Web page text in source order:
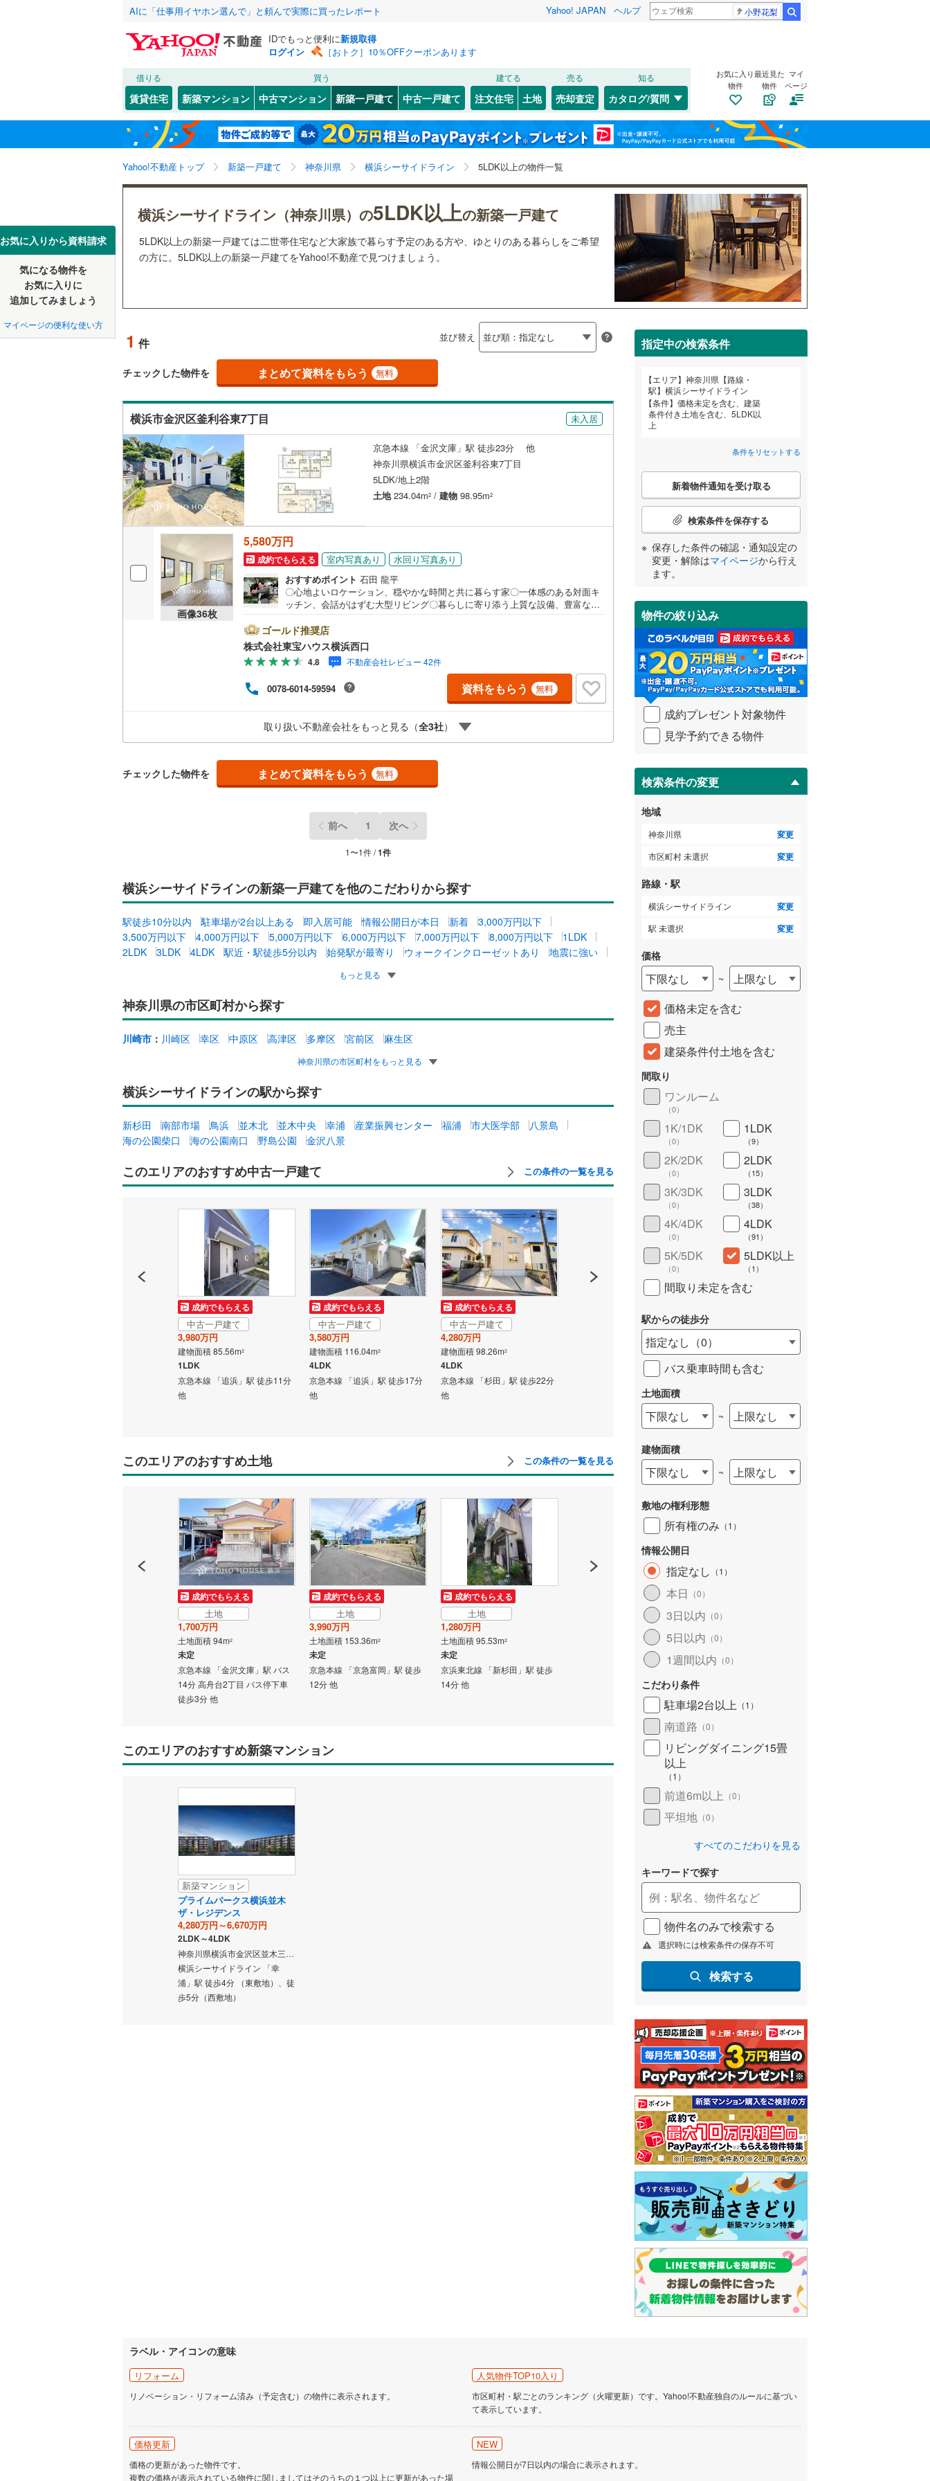
AIに「仕事用イヤホン選んで」と頼んで実際に買ったレポート Yahoo! JAPAN ヘルプ 小野花梨
IDでもっと便利に新規取得
ログイン
［おトク］10％OFFクーポンあります
借りる
賃貸住宅
買う
新築マンション 中古マンション 新築一戸建て 中古一戸建て
建てる
注文住宅 土地
売る
売却査定
知る
カタログ/質問
お気に入り
物件
最近見た
物件
マイ
ページ
Yahoo!不動産トップ 新築一戸建て 神奈川県 横浜シーサイドライン 5LDK以上の物件一覧
お気に入りから資料請求
気になる物件を
お気に入りに
追加してみましょう
マイページの便利な使い方
横浜シーサイドライン（神奈川県）の5LDK以上の新築一戸建て
5LDK以上の新築一戸建ては二世帯住宅など大家族で暮らす予定のある方や、ゆとりのある暮らしをご希望
の方に。5LDK以上の新築一戸建てをYahoo!不動産で見つけましょう。
1 件 並び替え
チェックした物件を まとめて資料をもらう 無料
横浜市金沢区釜利谷東7丁目 未入居
京急本線 「金沢文庫」駅 徒歩23分 他
神奈川県横浜市金沢区釜利谷東7丁目
5LDK/地上2階
土地234.04m2 / 建物 98.95m2
画像36枚
5,580万円
成約でもらえる 室内写真あり
水回り写真あり
おすすめポイント 石田 龍平
〇心地よいロケーション、穏やかな時間と共に暮らす家〇一体感のある対面キ
ッチン、会話がはずむ大型リビング〇暮らしに寄り添う上質な設備、豊富な収
ーーーー当店で物件を成約するとPayPayボーナスライトがもらえる「Yahoo！
不動産 物件ご成約キャンペーン」の対象になります。「資料をもらう」「見学
予約をする」ボタンからお問い合わせください。※必ずYahoo！ JAPAN IDでロ
グインしてください。※PayPayボーナスライトは出金と譲渡はできません。有
効期限は付与日から60日です。ーーーーーーーーーーーーーーーーーーーーー
ーーーーー紹介金融機関/都市銀行利率/年利 0.95％（変動金利）※上記金利は 2
026年8月時点 のものであり、実際の適用金利は融資実行時のものとなります。
ーーーーーーーーーーーーーーー
ゴールド推奨店
株式会社東宝ハウス横浜西口
4.8 不動産会社レビュー 42件
0078-6014-59594 資料をもらう 無料
取り扱い不動産会社をもっと見る（全3社）
チェックした物件を まとめて資料をもらう 無料
前へ 1 次へ
1〜1件 /1件
横浜シーサイドラインの新築一戸建てを他のこだわりから探す
駅徒歩10分以内 駐車場が2台以上ある 即入居可能 情報公開日が本日 新着
3,000万円以下
3,500万円以下
4,000万円以下 5,000万円以下 6,000万円以下 7,000万円以下 8,000万円以下
1LDK
2LDK
3LDK 4LDK 駅近・駅徒歩5分以内 始発駅が最寄り ウォークインクローゼットあり 地震に強い
もっと見る
神奈川県の市区町村から探す
川崎市 ： 川崎区 幸区 中原区 高津区 多摩区 宮前区 麻生区
神奈川県の市区町村をもっと見る
横浜シーサイドラインの駅から探す
新杉田 南部市場 鳥浜 並木北 並木中央 幸浦 産業振興センター 福浦 市大医学部
八景島
海の公園柴口
海の公園南口 野島公園 金沢八景
このエリアのおすすめ中古一戸建て この条件の一覧を見る
成約でもらえる
中古一戸建て
3,980万円
建物面積 85.56m2
1LDK
京急本線 「追浜」駅 徒歩11分
他
成約でもらえる
中古一戸建て
3,580万円
建物面積 116.04m2
4LDK
京急本線 「追浜」駅 徒歩17分
他
成約でもらえる
中古一戸建て
4,280万円
建物面積 98.26m2
4LDK
京急本線 「杉田」駅 徒歩22分
他
京急本線 「追浜」駅 徒歩10分
2,280万円
建物面積 98.12m
4DK
このエリアのおすすめ土地 この条件の一覧を見る
成約でもらえる
土地
1,700万円
土地面積 94m2
未定
京急本線 「金沢文庫」駅 バス
14分 高舟台2丁目 バス停下車
徒歩3分 他
成約でもらえる
土地
3,990万円
土地面積 153.36m2
未定
京急本線 「京急富岡」駅 徒歩
12分 他
成約でもらえる
土地
1,280万円
土地面積 95.53m2
未定
京浜東北線 「新杉田」駅 徒歩
14分 他
成約でもらえる
京急本線 「京急富岡」駅 徒歩
土地面積 173.41m
未定
京急本線 「金沢文庫」駅 バス
停下車 徒歩3分 他
このエリアのおすすめ新築マンション
新築マンション
プライムパークス横浜並木
ザ・レジデンス
4,280万円～6,670万円
2LDK～4LDK
神奈川県横浜市金沢区並木三丁目1-1（東敷地）、2-1他（西敷地）（地番）
横浜シーサイドライン 「幸
浦」駅 徒歩4分 （東敷地）、徒
歩5分（西敷地）
指定中の検索条件
エリア
神奈川県【路線・
駅】横浜シーサイドライン
条件
価格未定を含む、建築
条件付き土地を含む、5LDK以
上
条件をリセットする
こ
検
条
件
受
け
取
る
・
条
件
を
イ
ペ
ジ
に
保
存
す
る
新着物件通知を受け取る
検索条件を保存する
保存した条件の確認・通知設定の
変更・解除はマイページから行え
ます。
物件の絞り込み
成約プレゼント対象物件
見学予約できる物件
検索条件の変更
地域
神奈川県 変更
市区町村 未選択 変更
路線・駅
横浜シーサイドライン 変更
駅 未選択 変更
価格
下限なし ~
上限なし
価格未定を含む
売主
建築条件付土地を含む
間取り
ワンルーム
（0）
1K/1DK
（0）
1LDK
（9）
2K/2DK
（0）
2LDK
（15）
3K/3DK
（0）
3LDK
（38）
4K/4DK
（0）
4LDK
（91 ）
5K/5DK
（0）
5LDK以上
（1 ）
間取り未定を含む
駅からの徒歩分
指定なし （0）
バス乗車時間も含む
土地面積
下限なし ~ 上限なし
建物面積
下限なし ~ 上限なし
敷地の権利形態
所有権のみ （1 ）
情報公開日
指定なし （1 ）
本日 （0）
3日以内 （0）
5日以内 （0）
1週間以内 （0）
こだわり条件
駐車場2台以上 （1 ）
南道路 （0）
リビングダイニング15畳
以上
（1 ）
前道6m以上 （0）
平坦地 （0）
すべてのこだわりを見る
キーワードで探す
物件名のみで検索する
選択時には検索条件の保存不可
検索する
ラベル・アイコンの意味
リフォーム
リノベーション・リフォーム済み（予定含む）の物件に表示されます。
人気物件TOP10入り
市区町村・駅ごとのランキング（火曜更新）です。Yahoo!不動産独自のルールに基づい
て表示しています。
価格更新
価格の更新があった物件です。
複数の価格が表示されている物件に関しましてはそのうちの１つ以上に更新があった場
NEW
情報公開日が7日以内の場合に表示されます。
北海道 北海道
東北 青森 岩手 宮城 秋田 山形 福島
関東 東京 神奈川 埼玉 千葉 茨城
富山
東海 愛知 岐阜 静岡 三重
和歌山
中国 鳥取 島根 岡山 広島 山口
高知
福岡 佐賀 長崎 鹿児島
該当物件0件 この条件で検索する 条件をリセットする
川崎市 川崎区(1) 幸区(0) 中原区(1)
高津区(0) 多摩区(0) 宮前区(0)
麻生区
3)
横浜市 鶴見区(0) 神奈川区(0) (0)
中区(0) 南区 (0) 保土ケ谷区
磯子区( 2) 港北区( )
旭区(2)
青葉区(3) 都筑区(4)
相模原市 緑区(2) 南区(8)
神奈川県のその
ほかの地域
横須賀市 鎌倉市(6)
藤沢市
小田原市(0)
逗子市(0) 三浦市(0) 秦野市(0)
厚木市(0) 大和市(2 伊勢原市(1)
海老名市(0) 座間市(0) 南足柄市 (0)
綾瀬市(2) 三浦郡葉山町 高座郡寒川町(0)
中郡大磯町(2) 足柄上郡中井町
足柄上郡大井町(0) 足柄上郡松田町(0) 足柄上郡山北町(0)
足柄上郡開成町
足柄下郡真鶴町(0)
足柄下郡湯河原町(0) 愛甲郡清川村(0)
該当物件0件 この条件で検索する 市区町村以下を選択する 条件をリセットする
該当物件0件 この条件で検索する 条件をリセットする
JR
湘南新宿ライン（宇都宮～逗子）
(7)
湘南新宿ライン（前橋～小田原）
(8 )
東海道本線(
南武線(2) 鶴見線(1 ) 横浜線
中央本線（JR東日本）(0) 京浜東北線(12) 埼京線(1)
御殿場線(1) 東海道新幹線 2)
地下鉄 横浜市営地下鉄ブルーライン(7) 横浜市営地下鉄グリーンライン(6
小田急江ノ島線(11)
小田急多摩線(1) 東急東横線(1) 東急大井町線(0)
東急目黒線(1 こどもの国線(5)
東急新横浜線(2) 京急大師線(0)
京急逗子線(1) 相模鉄道本線(6)
横浜シーサイドライン(1)
横浜高速鉄道みなとみらい線(0) 江ノ島電鉄(4)
箱根登山鉄道(0 箱根登山ケーブルカー 伊豆箱根鉄道大雄山線(0 )
該当物件0件 この条件で検索する 条件をリセットする
(0) (0) (0) (0) (0) 産業振興センター (0) (0) (0) 海の公園柴口 海の公園南口
(0) (1)
該当物件0件 この条件で検索する 条件をリセットする
こだわり条件 設備
床暖房（0） オール電化（0） トイレ２か所（1）
駐車場2台以上（1） ビルトインガレージ（0） 太陽光発電システム（0）
ＴＶモニタ付インターホン
（1）
防犯カメラ（0）
配置、向き、建ち方、日当たり
前道6m以上（0） 0）
LD
（1）
耐震、免震、制震構造
（0）
（0）
住宅性能評価付き （0）
長期優良住宅（
大規模（総区画数50戸以上）
最寄りの駅が始発駅 小学校まで1km以内（ 1）
間取り、居室全体
吹き抜け（ 0） バリアフリー住宅（0） 間取り変更可能
二世帯向け（0 3階建て以上（0）
サービスルーム（納戸）（1）
キッチン
独立型キッチン（0） 対面キッチン
浴室乾燥機あり（1）
バルコニー、庭
ウッドデッキあり （0）
収納
ウォークインクローゼット
（0）
床下収納（1）
販売、価格、契約、入居関連など
オンライン対応
オンライン対応とは？
該当物件0件 この条件で検索する 条件をリセットする
検索条件を保存しました
この検索条件の新着物件通知は、 マイページから設定できます。
保存した条件を見る
神奈川県、横浜シーサイドライン、価格未定を含む、建
築条件付き土地を含む、5LDK以上
検索条件を保存する
閉じる お気に入りリストを見る
閉じる
閉じる お気に入りリストを見る
閉じる